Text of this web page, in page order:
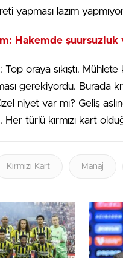
yapması lazım
Hakemde şuursuzluk
Top oraya sıkıştı.
gerekiyordu. Burada
niyet var mı? Geliş
Her türlü kırmızı kart
Kırmızı Kart Manaj